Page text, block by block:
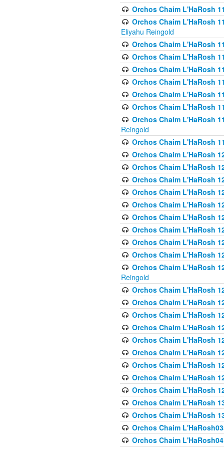
Orchos Chaim L'HaRosh
Orchos Chaim L'HaRosh
Eliyahu Reingold
Orchos Chaim L'HaRosh
Orchos Chaim L'HaRosh
Orchos Chaim L'HaRosh
Orchos Chaim L'HaRosh
Orchos Chaim L'HaRosh
Orchos Chaim L'HaRosh
Orchos Chaim L'HaRosh
Reingold
Orchos Chaim L'HaRosh
Orchos Chaim L'HaRosh
Orchos Chaim L'HaRosh
Orchos Chaim L'HaRosh
Orchos Chaim L'HaRosh
Orchos Chaim L'HaRosh
Orchos Chaim L'HaRosh
Orchos Chaim L'HaRosh
Orchos Chaim L'HaRosh
Orchos Chaim L'HaRosh
Orchos Chaim L'HaRosh
Reingold
Orchos Chaim L'HaRosh
Orchos Chaim L'HaRosh
Orchos Chaim L'HaRosh
Orchos Chaim L'HaRosh
Orchos Chaim L'HaRosh
Orchos Chaim L'HaRosh
Orchos Chaim L'HaRosh
Orchos Chaim L'HaRosh
Orchos Chaim L'HaRosh
Orchos Chaim L'HaRosh
Orchos Chaim L'HaRosh
Orchos Chaim
Orchos Chaim